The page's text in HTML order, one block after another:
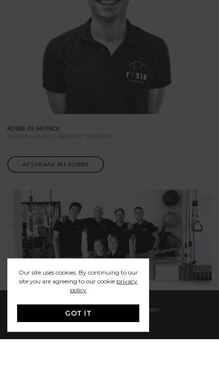
ROBBE DE MUYNCK
AFSPRAAK BIJ ROBBE
Stokerijstraat 29/c2, 2110 Wijnegem
Our site uses cookies. By continuing to our
site you are agreeing to our cookie privacy
policy
GOT IT